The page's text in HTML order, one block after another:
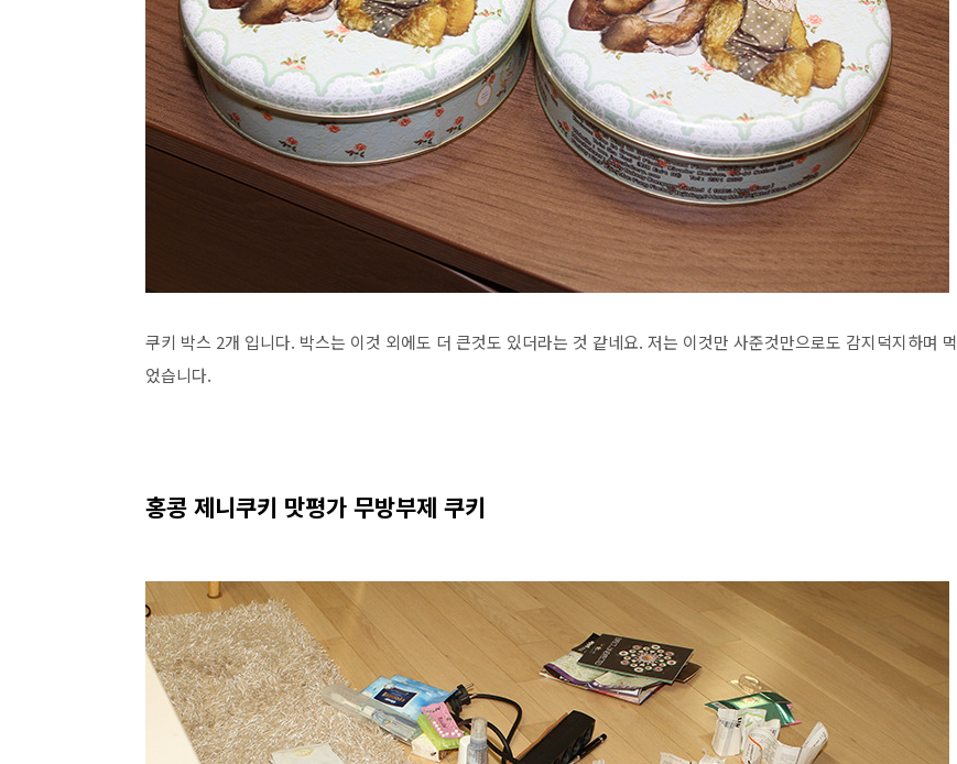
쿠키 박스 2개 입니다. 박스는 이것 외에도 더 큰것도 있더라는 것 같네요. 저는 이것만 사준것만으로도 감지덕지하며 먹
었습니다.
홍콩 제니쿠키 맛평가 무방부제 쿠키